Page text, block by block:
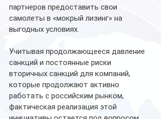
партнеров предоставить свои
самолеты в «мокрый лизинг» на
выгодных условиях.
Учитывая продолжающееся давление
санкций и постоянные риски
вторичных санкций для компаний,
которые продолжают активно
работать с российским рынком,
фактическая реализация этой